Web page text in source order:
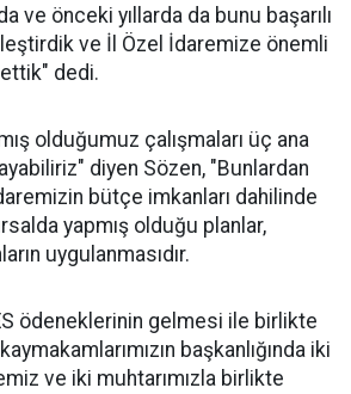
ve önceki yıllarda da bunu başarılı
ve İl Özel İdaremize önemli
dedi.
olduğumuz çalışmaları üç ana
diyen Sözen, "Bunlardan
bütçe imkanları dahilinde
yapmış olduğu planlar,
uygulanmasıdır.
ödeneklerinin gelmesi ile birlikte
başkanlığında iki
ve iki muhtarımızla birlikte